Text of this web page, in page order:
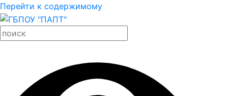
Перейти к содержимому